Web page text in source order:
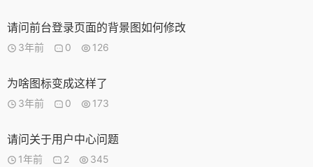
请问前台登录页面的背景图如何修改
3年前 0 126
为啥图标变成这样了
3年前 0 173
请问关于用户中心问题
1年前 2 345